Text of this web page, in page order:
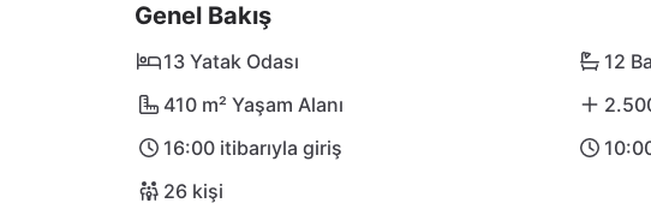
çeşitlilik önemlidir! Zadar Uluslararası Havalimanı (ZAD),
Genel Bakış
13 Yatak Odası
12
410 m² Yaşam Alanı
16:00 itibarıyla giriş
26 kişi